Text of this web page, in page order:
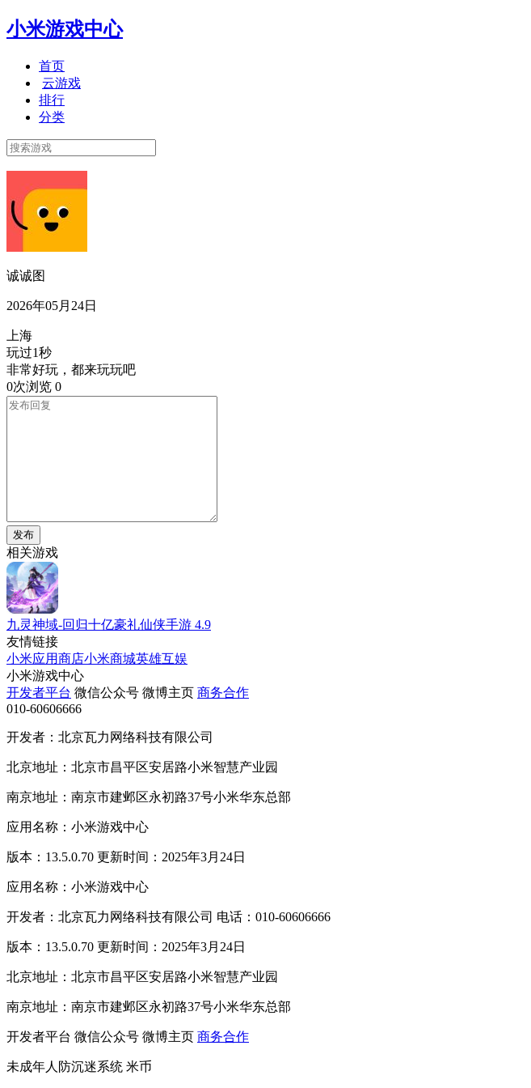
小米游戏中心
首页
云游戏
排行
分类
诚诚图
2026年05月24日
上海
玩过1秒
非常好玩，都来玩玩吧
0次浏览 0
发布
相关游戏
九灵神域-回归十亿豪礼仙侠手游 4.9
友情链接
小米应用商店小米商城英雄互娱
小米游戏中心
开发者平台 微信公众号 微博主页 商务合作
010-60606666
开发者：北京瓦力网络科技有限公司
北京地址：北京市昌平区安居路小米智慧产业园
南京地址：南京市建邺区永初路37号小米华东总部
应用名称：小米游戏中心
版本：13.5.0.70 更新时间：2025年3月24日
应用名称：小米游戏中心
开发者：北京瓦力网络科技有限公司 电话：010-60606666
版本：13.5.0.70 更新时间：2025年3月24日
北京地址：北京市昌平区安居路小米智慧产业园
南京地址：南京市建邺区永初路37号小米华东总部
开发者平台 微信公众号 微博主页 商务合作
未成年人防沉迷系统 米币